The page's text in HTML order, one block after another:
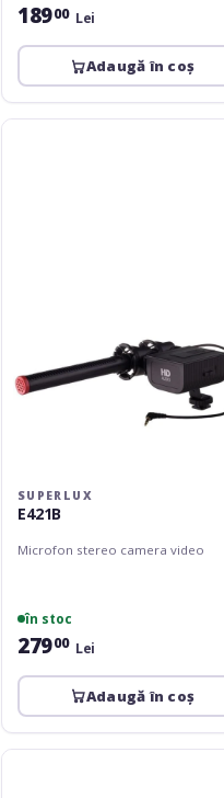
18900 Lei
Adaugă în coș
Superlux
SUPERLUX
E421B
Microfon stereo camera video
în stoc
27900 Lei
Adaugă în coș
AKG